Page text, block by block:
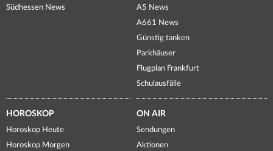
Südhessen News
A5 News
A661 News
Günstig tanken
Parkhäuser
Flugplan Frankfurt
Schulausfälle
HOROSKOP
Horoskop Heute
Horoskop Morgen
ON AIR
Sendungen
Aktionen